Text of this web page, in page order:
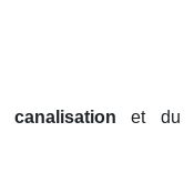
canalisation et du